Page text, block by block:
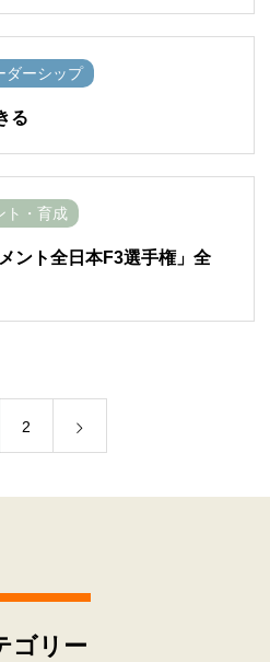
ダーシップ
る
ト・育成
ント全日本F3選手権」全
2
ゴリー